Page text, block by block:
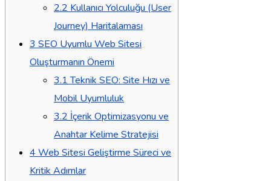
2.2 Kullanıcı Yolculuğu (User
Journey) Haritalaması
3 SEO Uyumlu Web Sitesi
Oluşturmanın Önemi
3.1Teknik SEO: Site Hızı ve
Mobil Uyumluluk
3.2 İçerik Optimizasyonu ve
Anahtar Kelime Stratejisi
4 Web Sitesi Geliştirme Süreci ve
Kritik Adımlar